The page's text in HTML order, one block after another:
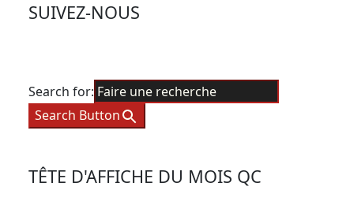
SUIVEZ-NOUS
Search for:
Search Button
TÊTE D'AFFICHE DU MOIS QC